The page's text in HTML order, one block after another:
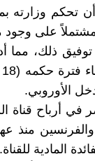
تحكم وزارته
على وجود
توفيق ذلك،
الأوروبي.
والفرنسين
المادية للقناة.